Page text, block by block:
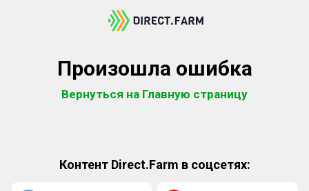
Произошла ошибка
Вернуться на Главную страницу
Контент Direct.Farm в соцсетях: